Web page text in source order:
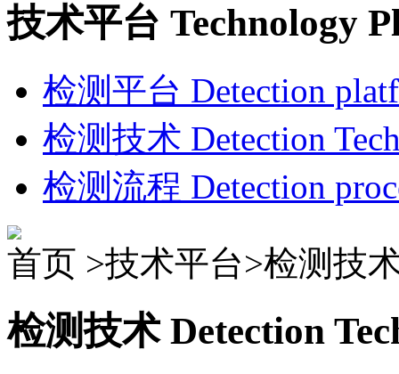
技术平台 Technology
检测平台 Detection
检测技术 Detection
检测流程 Detection
首页 >技术平台>检测技
检测技术 Detection